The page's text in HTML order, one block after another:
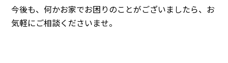
今後も、何かお家でお困りのことがございましたら、お
気軽にご相談くださいませ。